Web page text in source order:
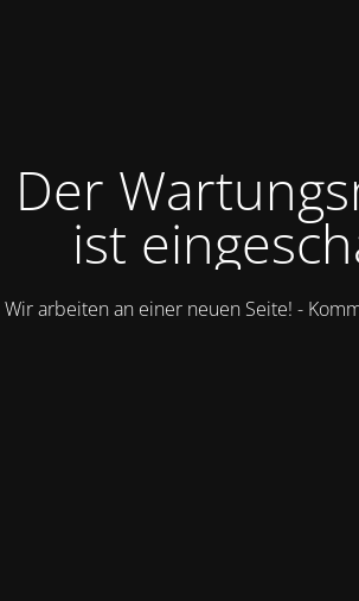
Der
ist
Wir arbeiten an einer neuen Seite! -